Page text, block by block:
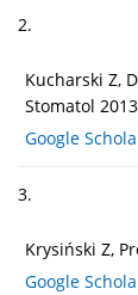
2.
Kucharski Z,
Stomatol
Google
3.
Krysiński Z,
Google